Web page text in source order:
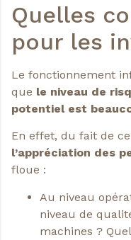
Quelles
pour les
Le fonctionnement
que le niveau de
potentiel est
En effet, du fait de
l’appréciation des
floue :
Au niveau
niveau de
machines ?